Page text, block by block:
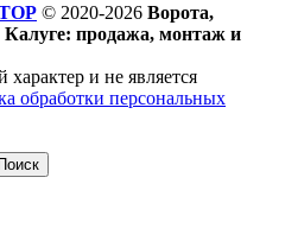
© 2020-2026 Ворота,
Калуге: продажа, монтаж и
и не является
обработки персональных
Поиск